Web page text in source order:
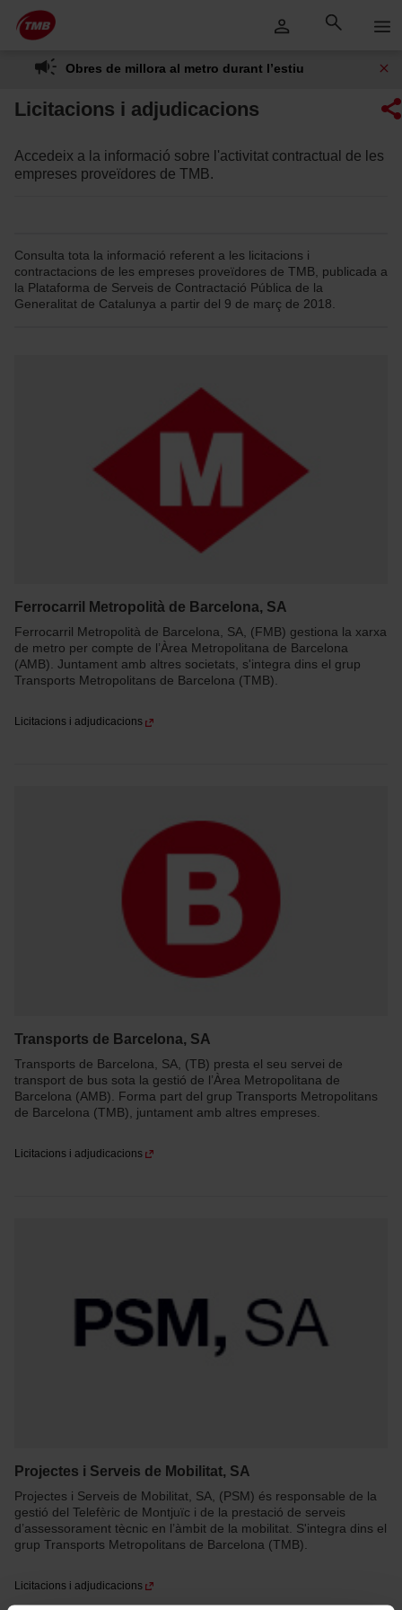
Salta al contingut principal
Saltar
al
contingut
Obres de millora al metro durant l’estiu
Licitacions i adjudicacions
Accedeix a la informació sobre l'activitat contractual de les
empreses proveïdores de TMB.
Consulta tota la informació referent a les licitacions i
contractacions de les empreses proveïdores de TMB, publicada a
la Plataforma de Serveis de Contractació Pública de la
Generalitat de Catalunya a partir del 9 de març de 2018.
Ferrocarril Metropolità de Barcelona, SA
Ferrocarril Metropolità de Barcelona, SA, (FMB) gestiona la xarxa
de metro per compte de l’Àrea Metropolitana de Barcelona
(AMB). Juntament amb altres societats, s'integra dins el grup
Transports Metropolitans de Barcelona (TMB).
Licitacions i adjudicacions
Transports de Barcelona, SA
Transports de Barcelona, SA, (TB) presta el seu servei de
transport de bus sota la gestió de l’Àrea Metropolitana de
Barcelona (AMB). Forma part del grup Transports Metropolitans
de Barcelona (TMB), juntament amb altres empreses.
Licitacions i adjudicacions
Projectes i Serveis de Mobilitat, SA
Projectes i Serveis de Mobilitat, SA, (PSM) és responsable de la
gestió del Telefèric de Montjuïc i de la prestació de serveis
d’assessorament tècnic en l’àmbit de la mobilitat. S'integra dins el
grup Transports Metropolitans de Barcelona (TMB).
Licitacions i adjudicacions